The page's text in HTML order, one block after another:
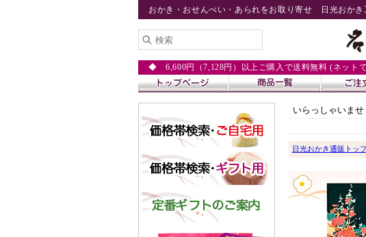
おかき・おせんべい・あられをお取り寄せ 日光おかき
◆ 6,600円（7,128円）以上ご購入で送料無料 (ネット
いらっしゃいま
日光おかき通販トッ